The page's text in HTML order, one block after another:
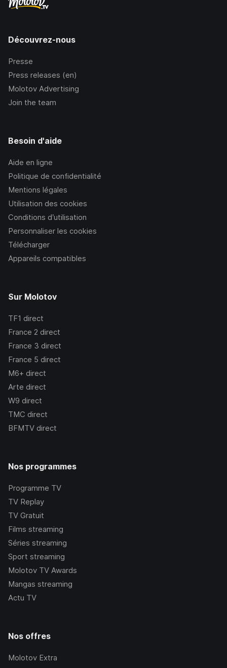
Découvrez-nous
Presse
Press releases (en)
Molotov Advertising
Join the team
Besoin d'aide
Aide en ligne
Politique de confidentialité
Mentions légales
Utilisation des cookies
Conditions d’utilisation
Personnaliser les cookies
Télécharger
Appareils compatibles
Sur Molotov
TF1 direct
France 2 direct
France 3 direct
France 5 direct
M6+ direct
Arte direct
W9 direct
TMC direct
BFMTV direct
Nos programmes
Programme TV
TV Replay
TV Gratuit
Films streaming
Séries streaming
Sport streaming
Molotov TV Awards
Mangas streaming
Actu TV
Nos offres
Molotov Extra